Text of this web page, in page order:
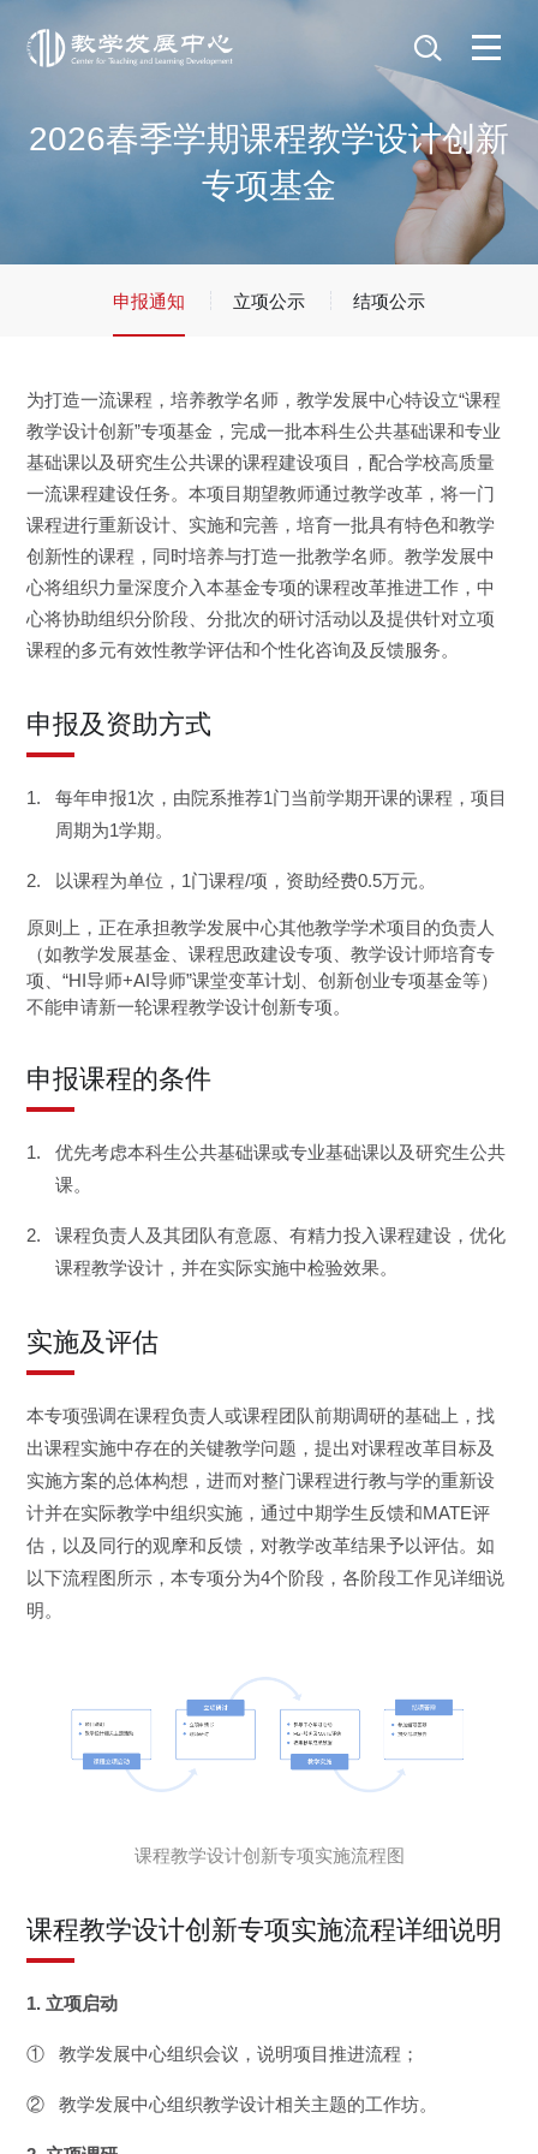
2026春季学期课程教学设计创新
专项基金
申报通知 立项公示 结项公示
为打造一流课程，培养教学名师，教学发展中心特设立“课程
教学设计创新”专项基金，完成一批本科生公共基础课和专业
基础课以及研究生公共课的课程建设项目，配合学校高质量
一流课程建设任务。本项目期望教师通过教学改革，将一门
课程进行重新设计、实施和完善，培育一批具有特色和教学
创新性的课程，同时培养与打造一批教学名师。教学发展中
心将组织力量深度介入本基金专项的课程改革推进工作，中
心将协助组织分阶段、分批次的研讨活动以及提供针对立项
课程的多元有效性教学评估和个性化咨询及反馈服务。
申报及资助方式
每年申报1次，由院系推荐1门当前学期开课的课程，项目
周期为1学期。
以课程为单位，1门课程/项，资助经费0.5万元。
原则上，正在承担教学发展中心其他教学学术项目的负责人
（如教学发展基金、课程思政建设专项、教学设计师培育专
项、“HI导师+AI导师”课堂变革计划、创新创业专项基金等）
不能申请新一轮课程教学设计创新专项。
申报课程的条件
优先考虑本科生公共基础课或专业基础课以及研究生公共
课。
课程负责人及其团队有意愿、有精力投入课程建设，优化
课程教学设计，并在实际实施中检验效果。
实施及评估
本专项强调在课程负责人或课程团队前期调研的基础上，找
出课程实施中存在的关键教学问题，提出对课程改革目标及
实施方案的总体构想，进而对整门课程进行教与学的重新设
计并在实际教学中组织实施，通过中期学生反馈和MATE评
估，以及同行的观摩和反馈，对教学改革结果予以评估。如
以下流程图所示，本专项分为4个阶段，各阶段工作见详细说
明。
课程教学设计创新专项实施流程图
课程教学设计创新专项实施流程详细说明
1. 立项启动
① 教学发展中心组织会议，说明项目推进流程；
② 教学发展中心组织教学设计相关主题的工作坊。